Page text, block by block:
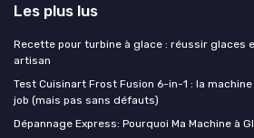
Les plus lus
Recette pour turbine à glace : réussir glaces
artisan
Test Cuisinart Frost Fusion 6-in-1 : la
job (mais pas sans défauts)
Dépannage Express: Pourquoi Ma Machine à